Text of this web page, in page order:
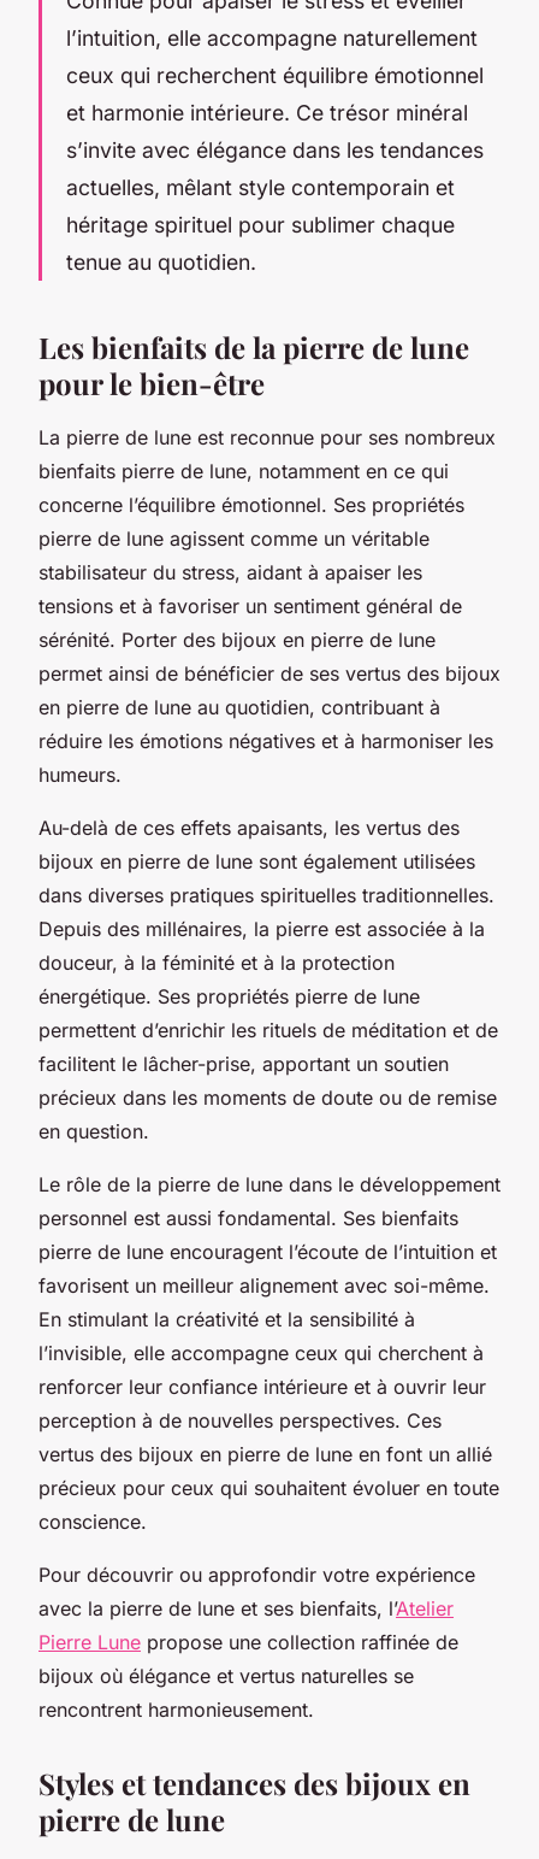
l’intuition, elle accompagne naturellement
ceux qui recherchent équilibre émotionnel
et harmonie intérieure. Ce trésor minéral
s’invite avec élégance dans les tendances
actuelles, mêlant style contemporain et
héritage spirituel pour sublimer chaque
tenue au quotidien.
Les bienfaits de la pierre de lune
pour le bien-être
La pierre de lune est reconnue pour ses nombreux
bienfaits pierre de lune, notamment en ce qui
concerne l’équilibre émotionnel. Ses propriétés
pierre de lune agissent comme un véritable
stabilisateur du stress, aidant à apaiser les
tensions et à favoriser un sentiment général de
sérénité. Porter des bijoux en pierre de lune
permet ainsi de bénéficier de ses vertus des bijoux
en pierre de lune au quotidien, contribuant à
réduire les émotions négatives et à harmoniser les
humeurs.
Au-delà de ces effets apaisants, les vertus des
bijoux en pierre de lune sont également utilisées
dans diverses pratiques spirituelles traditionnelles.
Depuis des millénaires, la pierre est associée à la
douceur, à la féminité et à la protection
énergétique. Ses propriétés pierre de lune
permettent d’enrichir les rituels de méditation et de
facilitent le lâcher-prise, apportant un soutien
précieux dans les moments de doute ou de remise
en question.
Le rôle de la pierre de lune dans le développement
personnel est aussi fondamental. Ses bienfaits
pierre de lune encouragent l’écoute de l’intuition et
favorisent un meilleur alignement avec soi-même.
En stimulant la créativité et la sensibilité à
l’invisible, elle accompagne ceux qui cherchent à
renforcer leur confiance intérieure et à ouvrir leur
perception à de nouvelles perspectives. Ces
vertus des bijoux en pierre de lune en font un allié
précieux pour ceux qui souhaitent évoluer en toute
conscience.
Pour découvrir ou approfondir votre expérience
avec la pierre de lune et ses bienfaits, l’Atelier
Pierre Lune propose une collection raffinée de
bijoux où élégance et vertus naturelles se
rencontrent harmonieusement.
Styles et tendances des bijoux en
pierre de lune